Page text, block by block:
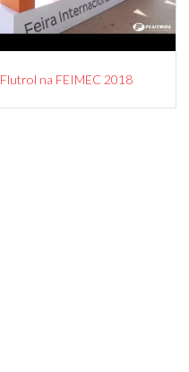
Flutrol na FEIMEC 2018